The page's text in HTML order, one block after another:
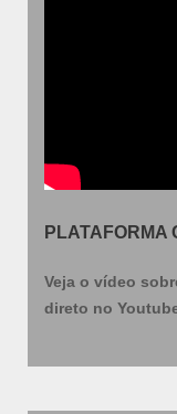
PLATAFORMA
Veja o vídeo
direto no